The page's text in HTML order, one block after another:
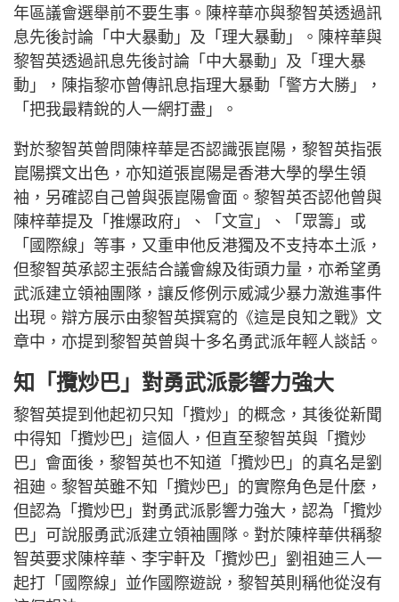
年區議會選舉前不要生事。陳梓華亦與黎智英透過訊
息先後討論「中大暴動」及「理大暴動」。陳梓華與
黎智英透過訊息先後討論「中大暴動」及「理大暴
動」，陳指黎亦曾傳訊息指理大暴動「警方大勝」，
「把我最精銳的人一網打盡」。
對於黎智英曾問陳梓華是否認識張崑陽，黎智英指張
崑陽撰文出色，亦知道張崑陽是香港大學的學生領
袖，另確認自己曾與張崑陽會面。黎智英否認他曾與
陳梓華提及「推爆政府」、「文宣」、「眾籌」或
「國際線」等事，又重申他反港獨及不支持本土派，
但黎智英承認主張結合議會線及街頭力量，亦希望勇
武派建立領袖團隊，讓反修例示威減少暴力激進事件
出現。辯方展示由黎智英撰寫的《這是良知之戰》文
章中，亦提到黎智英曾與十多名勇武派年輕人談話。
知「攬炒巴」對勇武派影響力強大
黎智英提到他起初只知「攬炒」的概念，其後從新聞
中得知「攬炒巴」這個人，但直至黎智英與「攬炒
巴」會面後，黎智英也不知道「攬炒巴」的真名是劉
祖廸。黎智英雖不知「攬炒巴」的實際角色是什麼，
但認為「攬炒巴」對勇武派影響力強大，認為「攬炒
巴」可說服勇武派建立領袖團隊。對於陳梓華供稱黎
智英要求陳梓華、李宇軒及「攬炒巴」劉祖廸三人一
起打「國際線」並作國際遊說，黎智英則稱他從沒有